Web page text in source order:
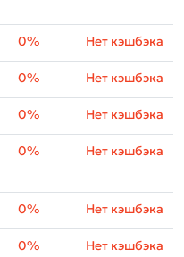
0% Нет кэшбэка
0% Нет кэшбэка
0% Нет кэшбэка
0% Нет кэшбэка
0% Нет кэшбэка
0% Нет кэшбэка